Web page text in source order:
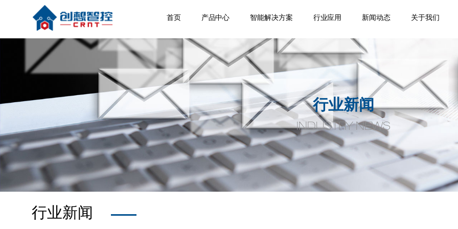
首页 产品中心
焊缝跟踪 焊缝跟踪器
专机焊缝跟踪系统
机器人焊缝跟踪系
统
激光位移 激光位移传感器
点式位移传感器
线式位移传感器
轮廓测量系统
焊缝扫描系统
焊缝寻位系统
焊接相机 焊接相机
空间定位 空间定位系统
其他产品 机器视觉
通用外围设备
监控盒
智能解决方案 行业应用 新闻动态
企业新闻
行业动态
关于我们
行业新闻
INDUSTRY NEWS
行业新闻